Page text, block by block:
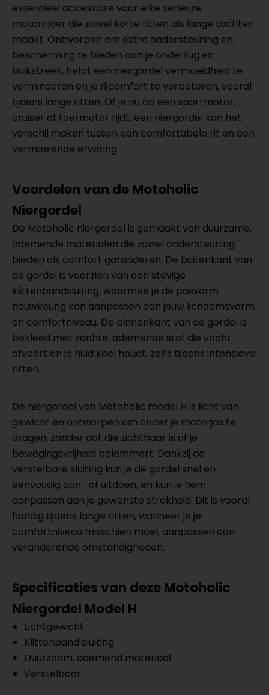
essentieel accessoire voor elke serieuze
motorrijder die zowel korte ritten als lange tochten
maakt. Ontworpen om extra ondersteuning en
bescherming te bieden aan je onderrug en
buikstreek, helpt een niergordel vermoeidheid te
verminderen en je rijcomfort te verbeteren, vooral
tijdens lange ritten. Of je nu op een sportmotor,
cruiser of toermotor rijdt, een niergordel kan het
verschil maken tussen een comfortabele rit en een
vermoeiende ervaring.
Voordelen van de Motoholic
Niergordel
De Motoholic niergordel is gemaakt van duurzame,
ademende materialen die zowel ondersteuning
bieden als comfort garanderen. De buitenkant van
de gordel is voorzien van een stevige
klittenbandsluiting, waarmee je de pasvorm
nauwkeurig kan aanpassen aan jouw lichaamsvorm
en comfortniveau. De binnenkant van de gordel is
bekleed met zachte, ademende stof die vocht
afvoert en je huid koel houdt, zelfs tijdens intensieve
ritten.
De niergordel van Motoholic model H is licht van
gewicht en ontworpen om onder je motorjas te
dragen, zonder dat die zichtbaar is of je
bewegingsvrijheid belemmert. Dankzij de
verstelbare sluiting kun je de gordel snel en
eenvoudig aan- of uitdoen, en kun je hem
aanpassen aan je gewenste strakheid. Dit is vooral
handig tijdens lange ritten, wanneer je je
comfortniveau misschien moet aanpassen aan
veranderende omstandigheden.
Specificaties van deze Motoholic
Niergordel Model H
Lichtgewicht
Klittenband sluiting
Duurzaam, ademend materiaal
Verstelbaar